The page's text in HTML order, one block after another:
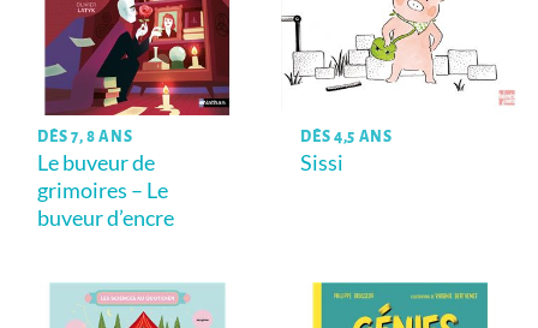
DÈS 7, 8 ANS
Le buveur de
grimoires – Le
buveur d’encre
DÈS 4,5 ANS
Sissi